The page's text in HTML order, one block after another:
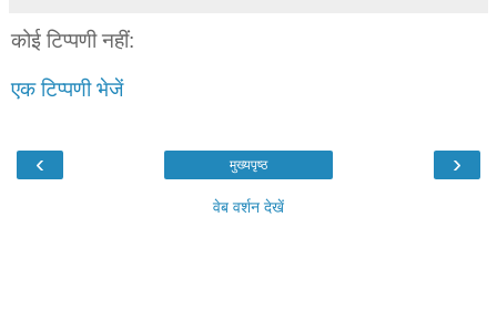
कोई टिप्पणी नहीं:
एक टिप्पणी भेजें
‹ ›
मुख्यपृष्ठ
वेब वर्शन देखें